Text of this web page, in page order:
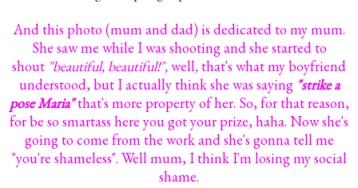
And this photo (mum and dad) is dedicated to my mum.
She saw me while I was shooting and she started to
shout "beautiful, beautiful!",well,that's what my boyfriend
understood, but I actually think she was saying "strike a
pose Maria"that's more property of her. So, for that reason,
for be so smartass here you got your prize, haha. Now she's
going to come from the work and she's gonna tell me
"you're shameless". Well mum, I think I'm losing my social
shame.